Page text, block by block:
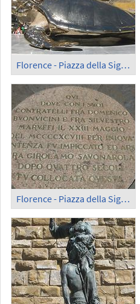
Florence - Piazza della Signoria (1)
Florence - Piazza della Signoria; Plaque for G. Savonarola